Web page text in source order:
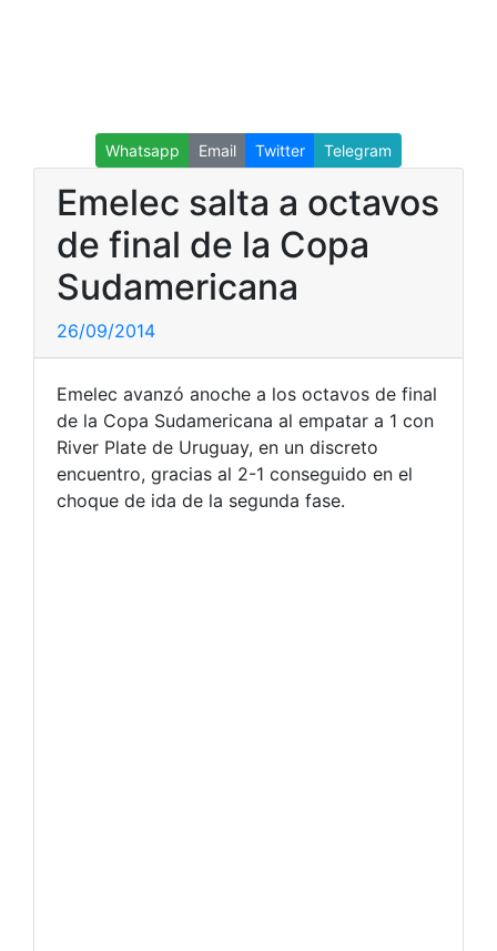
Whatsapp Email Twitter Telegram
Emelec salta a octavos
de final de la Copa
Sudamericana
26/09/2014
Emelec avanzó anoche a los octavos de final
de la Copa Sudamericana al empatar a 1 con
River Plate de Uruguay, en un discreto
encuentro, gracias al 2-1 conseguido en el
choque de ida de la segunda fase.